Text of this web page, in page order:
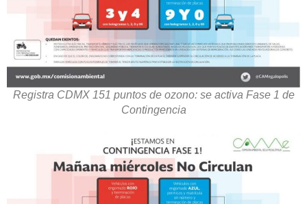
Registra CDMX 151 puntos de ozono: se activa Fase 1 de
Contingencia